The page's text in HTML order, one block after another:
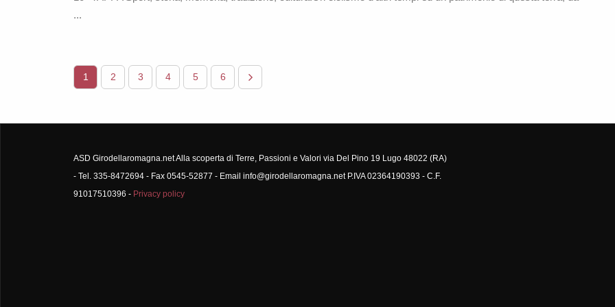
...
1 2 3 4 5 6
ASD Girodellaromagna.net Alla scoperta di Terre, Passioni e Valori via Del Pino 19 Lugo 48022 (RA)
- Tel. 335-8472694 - Fax 0545-52877 - Email info@girodellaromagna.net P.IVA 02364190393 - C.F.
91017510396 - Privacy policy